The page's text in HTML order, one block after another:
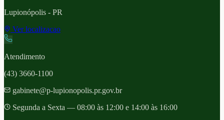
Lupionópolis - PR
Ver localizacao
Atendimento
(43) 3660-1100
gabinete@p-lupionopolis.pr.gov.br
Segunda a Sexta — 08:00 às 12:00 e 14:00 às 16:00